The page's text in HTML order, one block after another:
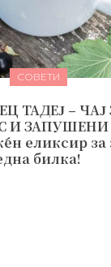
СОВЕТИ
ТАДЕЈ – ЧАЈ
И ЗАПУШЕНИ
еликсир за
билка!